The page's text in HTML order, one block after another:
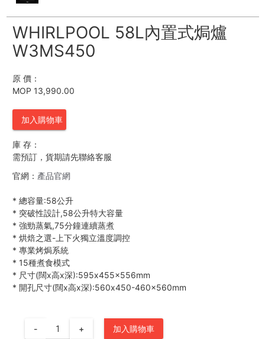
WHIRLPOOL 58L內置式焗爐
W3MS450
原 價：
MOP 13,990.00
加入購物車
庫 存：
需預訂，貨期請先聯絡客服
官網： 產品官網
* 總容量:58公升
* 突破性設計,58公升特大容量
* 強勁蒸氣,75分鐘連續蒸煮
* 烘焙之選-上下火獨立溫度調控
* 專業烤焗系統
* 15種煮食模式
* 尺寸(闊x高x深):595x455x556mm
* 開孔尺寸(闊x高x深):560x450-460x560mm
- + 加入購物車